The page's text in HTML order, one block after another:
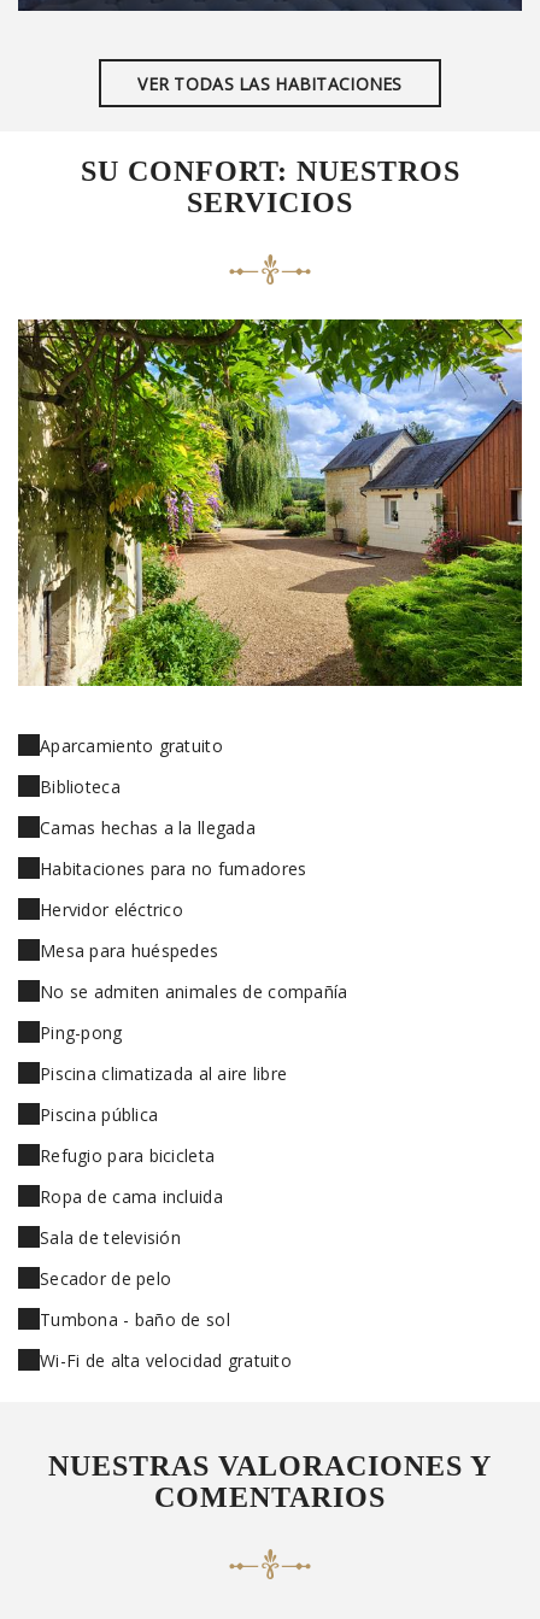
VER TODAS LAS HABITACIONES
SU CONFORT: NUESTROS
SERVICIOS
Aparcamiento gratuito
Biblioteca
Camas hechas a la llegada
Habitaciones para no fumadores
Hervidor eléctrico
Mesa para huéspedes
No se admiten animales de compañía
Ping-pong
Piscina climatizada al aire libre
Piscina pública
Refugio para bicicleta
Ropa de cama incluida
Sala de televisión
Secador de pelo
Tumbona - baño de sol
Wi-Fi de alta velocidad gratuito
NUESTRAS VALORACIONES Y
COMENTARIOS